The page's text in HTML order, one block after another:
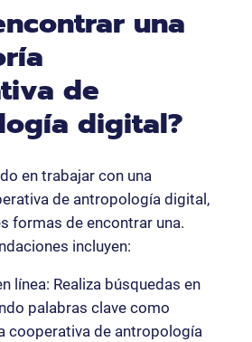
una
de
digital?
en trabajar con una
de antropología digital,
formas de encontrar una.
incluyen:
línea: Realiza búsquedas en
palabras clave como
cooperativa de antropología